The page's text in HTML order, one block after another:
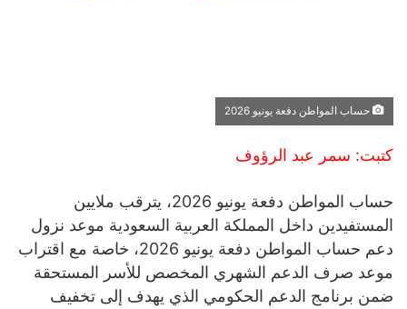
حساب المواطن دفعة يونيو 2026
كتبت: سمر عبد الرؤوف
حساب المواطن دفعة يونيو 2026، يترقب ملايين
المستفيدين داخل المملكة العربية السعودية موعد نزول
دعم حساب المواطن دفعة يونيو 2026، خاصة مع اقتراب
موعد صرف الدعم الشهري المخصص للأسر المستحقة
ضمن برنامج الدعم الحكومي الذي يهدف إلى تخفيف